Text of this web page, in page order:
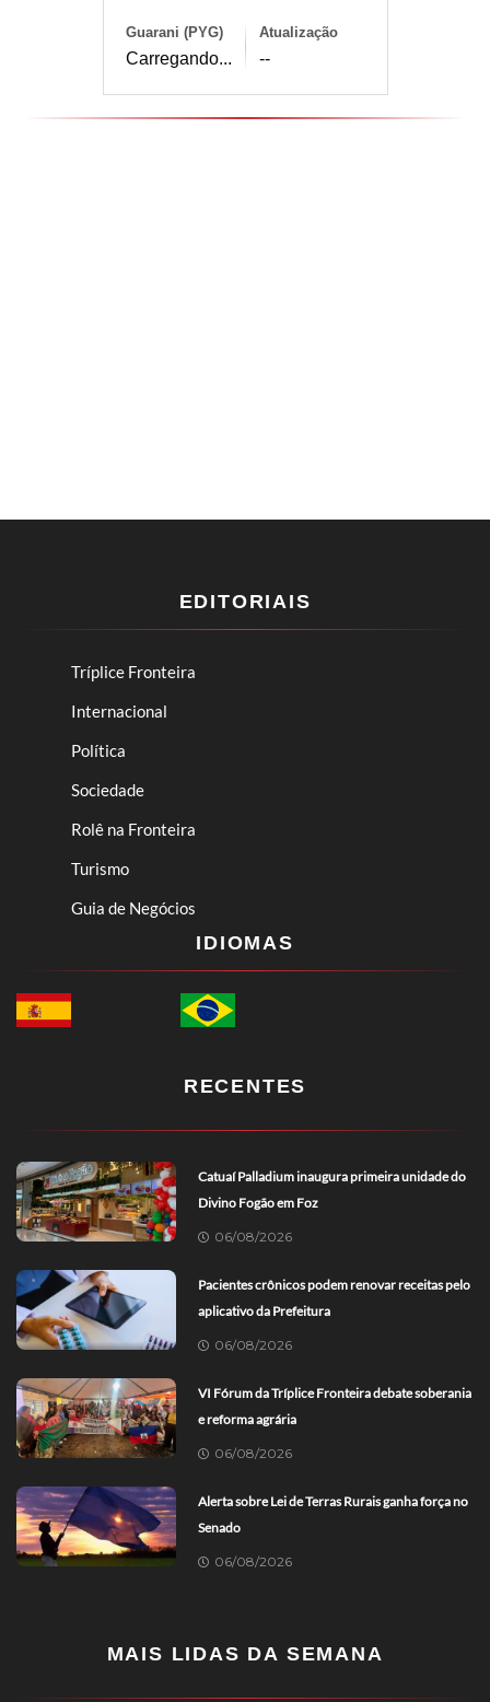
Guarani (PYG)
Carregando...
Atualização
--
EDITORIAIS
Tríplice Fronteira
Internacional
Política
Sociedade
Rolê na Fronteira
Turismo
Guia de Negócios
IDIOMAS
RECENTES
Catuaí Palladium inaugura primeira unidade do
Divino Fogão em Foz
06/08/2026
Pacientes crônicos podem renovar receitas pelo
aplicativo da Prefeitura
06/08/2026
VI Fórum da Tríplice Fronteira debate soberania
e reforma agrária
06/08/2026
Alerta sobre Lei de Terras Rurais ganha força no
Senado
06/08/2026
MAIS LIDAS DA SEMANA